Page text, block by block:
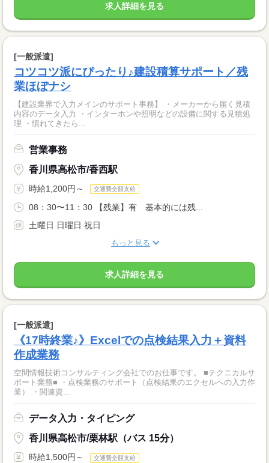
求人詳細を見る
[一般派遣]
コツコツ派にぴったり♪建設積算サポート／残
業ほぼナシ
【建設業界で入力メインのサポート事務】 ・メーカーから届く見積
内容のデータ入力 ・インターホンや照明などの設備に関する見積処
理 ・慣れてきたら...
営業事務
香川県高松市/香西駅
時給1,200円～ 交通費全額支給
08：30〜11：30 【残業】有 基本的には残...
土曜日 日曜日 祝日
もっと見る
求人詳細を見る
[一般派遣]
《17時終業♪》Excelでの点検結果入力＋資料
作成業務
空間情報技術コンサルティング会社でのお仕事です。 ■テクニカルサ
ポート業務■ ・点検業務のサポート（点検結果のエクセルへの入力作
業） ・関連資...
データ入力・タイピング
香川県高松市/栗林駅（バス 15分）
時給1,500円～ 交通費全額支給